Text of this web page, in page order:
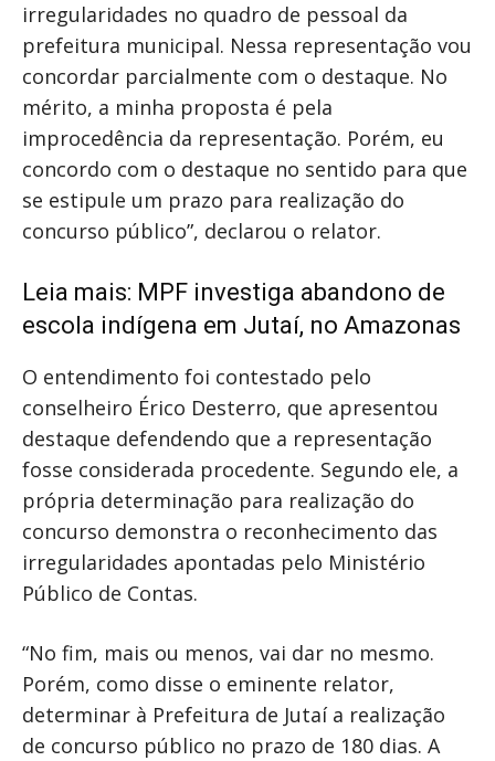
irregularidades no quadro de pessoal da
prefeitura municipal. Nessa representação vou
concordar parcialmente com o destaque. No
mérito, a minha proposta é pela
improcedência da representação. Porém, eu
concordo com o destaque no sentido para que
se estipule um prazo para realização do
concurso público”, declarou o relator.
Leia mais: MPF investiga abandono de
escola indígena em Jutaí, no Amazonas
O entendimento foi contestado pelo
conselheiro Érico Desterro, que apresentou
destaque defendendo que a representação
fosse considerada procedente. Segundo ele, a
própria determinação para realização do
concurso demonstra o reconhecimento das
irregularidades apontadas pelo Ministério
Público de Contas.
“No fim, mais ou menos, vai dar no mesmo.
Porém, como disse o eminente relator,
determinar à Prefeitura de Jutaí a realização
de concurso público no prazo de 180 dias. A